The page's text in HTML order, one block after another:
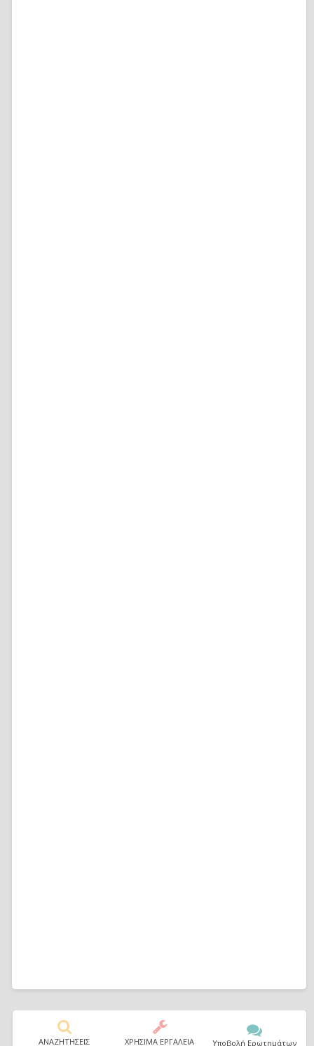
ΑΝΑΖΗΤΗΣΕΙΣ ΧΡΗΣΙΜΑ ΕΡΓΑΛΕΙΑ Υποβολή Ερωτημάτων